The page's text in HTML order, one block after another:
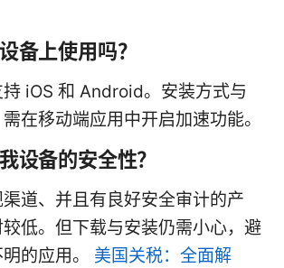
备上使用吗？
iOS 和 Android。安装方式与
在移动端应用中开启加速功能。
设备的安全性？
道、并且有良好安全审计的产
低。但下载与安装仍需小心，避
的应用。 美国关税：全面解